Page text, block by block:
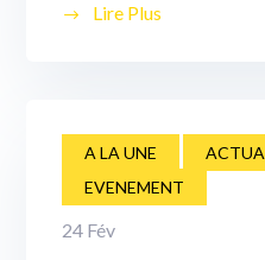
Lire Plus
A LA UNE
EVENEMENT
24 Fév